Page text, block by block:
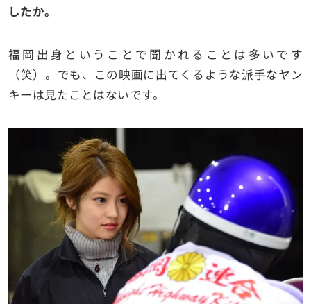
したか。
福岡出身ということで聞かれることは多いです
（笑）。でも、この映画に出てくるような派手なヤン
キーは見たことはないです。